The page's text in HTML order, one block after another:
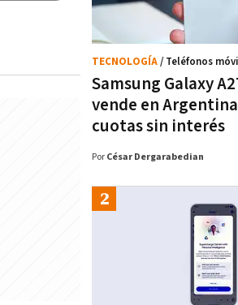
Samsung Galaxy
vende en
cuotas sin interés
TECNOLOGÍA/ Teléfonos
Por César Dergarabedian